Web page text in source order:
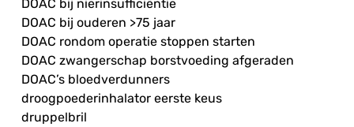
DOAC bij nierinsufficiëntie
DOAC bij ouderen >75 jaar
DOAC rondom operatie stoppen starten
DOAC zwangerschap borstvoeding afgeraden
DOAC’s bloedverdunners
droogpoederinhalator eerste keus
druppelbril